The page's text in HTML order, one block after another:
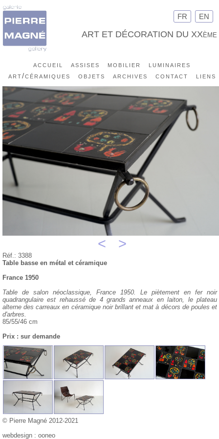
FR EN
ART ET DÉCORATION DU XXème
accueil assises mobilier
luminaires
art/céramiques
objets archives contact liens
< >
Réf.: 3388
Table basse en métal et céramique
France 1950
Table de salon néoclassique, France 1950. Le piètement en fer noir
quadrangulaire est rehaussé de 4 grands anneaux en laiton, le plateau
alterne des carreaux en céramique noir brillant et mat à décors de poules et
d'arbres.
85/55/46 cm
Prix : sur demande
© Pierre Magné 2012-2021
webdesign : ooneo